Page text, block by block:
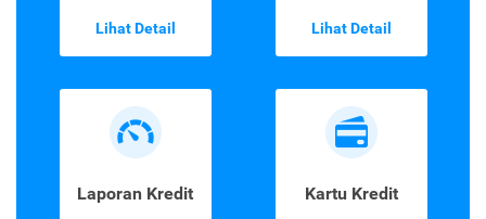
Lihat Detail Lihat Detail
Laporan Kredit Kartu Kredit